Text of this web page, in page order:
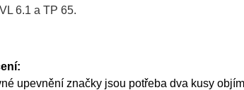
6.1 a TP 65.
upevnění značky jsou potřeba dva kusy